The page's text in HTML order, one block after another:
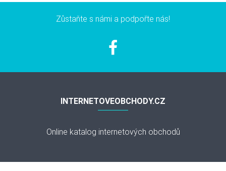
Zůstaňte s námi a podpořte nás!
INTERNETOVEOBCHODY.CZ
Online katalog internetových obchodů